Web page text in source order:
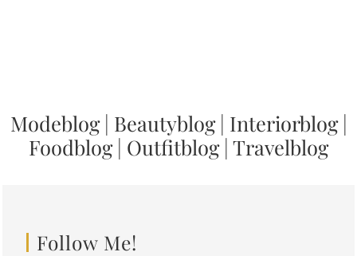
Modeblog| Beautyblog| Interiorblog|
Foodblog| Outfitblog| Travelblog
Follow Me!